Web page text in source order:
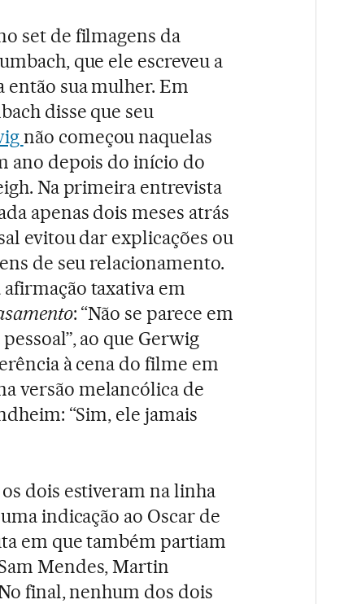
set de filmagens da
que ele escreveu a
então sua mulher. Em
disse que seu
não começou naquelas
ano depois do início do
Na primeira entrevista
apenas dois meses atrás
evitou dar explicações ou
de seu relacionamento.
taxativa em
: “Não se parece em
ao que Gerwig
à cena do filme em
versão melancólica de
“Sim, ele jamais
dois estiveram na linha
indicação ao Oscar de
em que também partiam
Mendes, Martin
final, nenhum dos dois